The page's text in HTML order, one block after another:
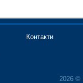
Контакти
2026 ©